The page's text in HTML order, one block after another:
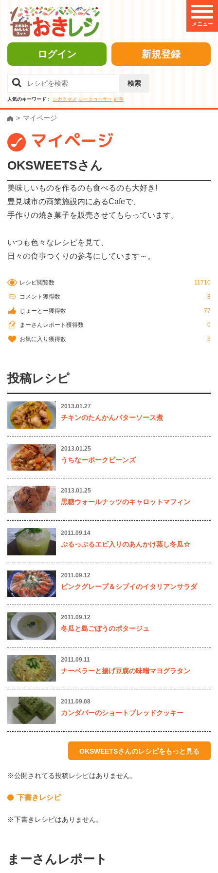
メニュー
ログイン 新規登録
検索
人気のキーワード： シカクマメ シークヮーサー 紅芋
マイページ
マイページ
OKSWEETSさん
美味しいものを作るのも食べるのも大好き!
豊見城市の商業施設内にあるCafeで、
手作りの焼き菓子を販売させてもらっています。
いつも色々なレシピを見て、
日々の食事つくりの参考にしています～。
レシピ閲覧数 11710
コメント獲得数 8
じょーとー獲得数 77
まーさんレポート獲得数 0
お気に入り獲得数 8
投稿レシピ
2013.01.27
チキンのたんかんバターソース煮
2013.01.25
うちなーポークビーンズ
2013.01.25
黒糖ウォールナッツのキャロットマフィン
2011.09.14
ぷるっぷるエビ入りのあんかけ蒸し冬瓜☆
2011.09.12
ピンクグレープ＆シブイのイタリアンサラダ
2011.09.12
冬瓜と島ごぼうのポタージュ
2011.09.11
ナーベラーと揚げ豆腐の味噌マヨグラタン
2011.09.08
カンダバーのショートブレッドクッキー
OKSWEETSさんのレシピをもっと見る
※公開されてる投稿レシピはありません。
下書きレシピ
※下書きレシピはありません。
まーさんレポート